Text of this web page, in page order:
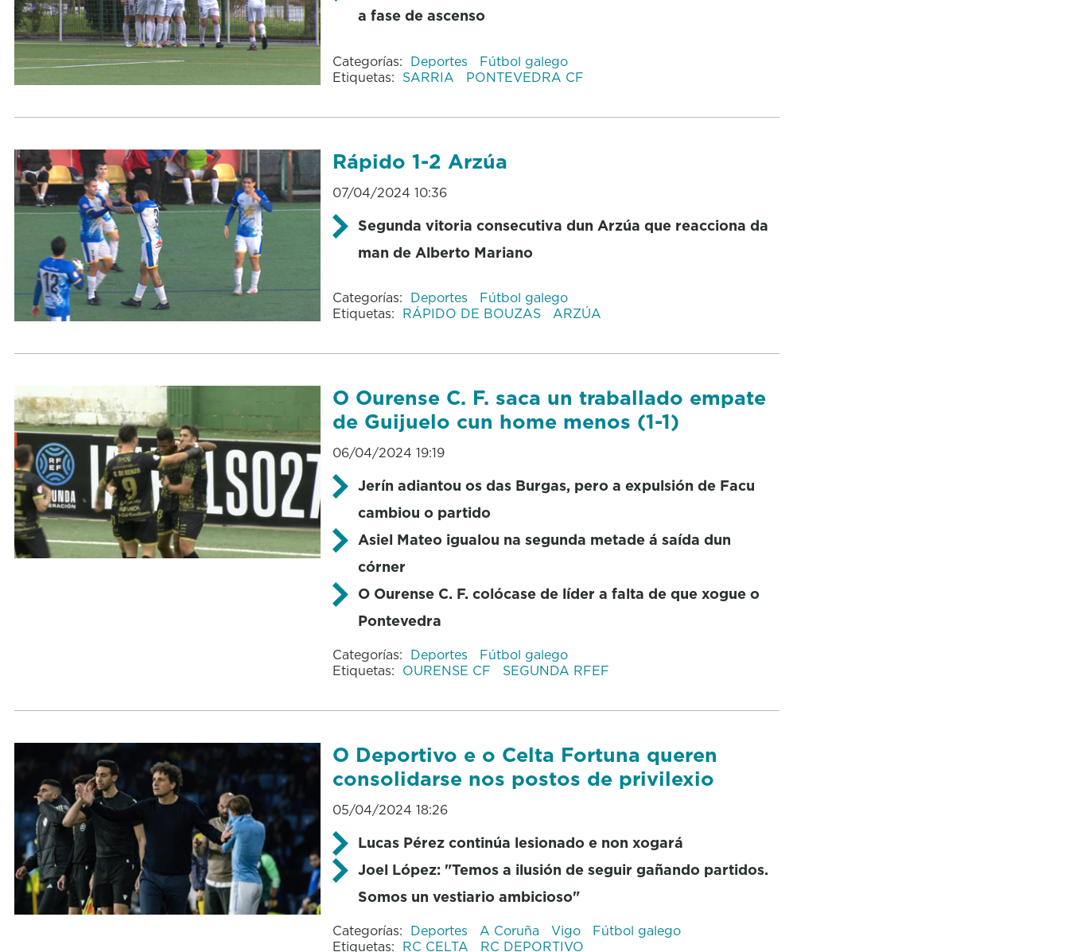
a fase de ascenso
Categorías: Deportes
Fútbol galego
Etiquetas: SARRIA PONTEVEDRA CF
Rápido 1-2 Arzúa
07/04/2024 10:36
Segunda vitoria consecutiva dun Arzúa que reacciona da
man de Alberto Mariano
Categorías: Deportes
Fútbol galego
Etiquetas: RÁPIDO DE BOUZAS ARZÚA
O Ourense C. F. saca un traballado empate
de Guijuelo cun home menos (1-1)
06/04/2024 19:19
Jerín adiantou os das Burgas, pero a expulsión de Facu
cambiou o partido
Asiel Mateo igualou na segunda metade á saída dun
córner
O Ourense C. F. colócase de líder a falta de que xogue o
Pontevedra
Categorías: Deportes
Fútbol galego
Etiquetas: OURENSE CF SEGUNDA RFEF
O Deportivo e o Celta Fortuna queren
consolidarse nos postos de privilexio
05/04/2024 18:26
Lucas Pérez continúa lesionado e non xogará
Joel López: "Temos a ilusión de seguir gañando partidos.
Somos un vestiario ambicioso"
Categorías: Deportes A Coruña Vigo
Fútbol galego
Etiquetas: RC CELTA RC DEPORTIVO